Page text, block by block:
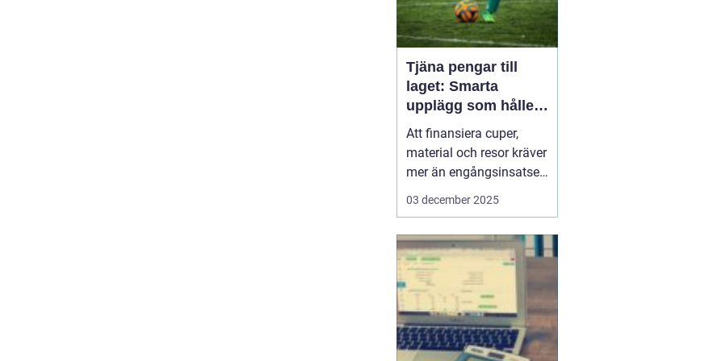
Tjäna pengar till
laget: Smarta
upplägg som håller i
längden
Att finansiera cuper,
material och resor kräver
mer än engångsinsatser.
Många lag väljer idag
och lojala kunder. Fokus
ligger på vardagsvaror,
tydlig pl...
03 december 2025